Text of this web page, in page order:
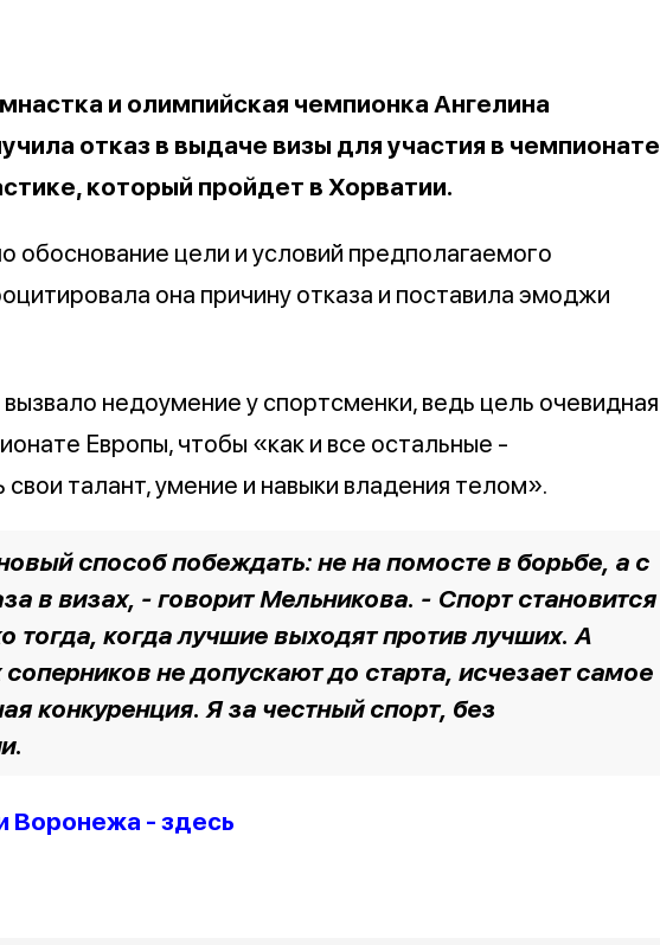
и олимпийская чемпионка Ангелина
отказ в выдаче визы для участия в чемпионате
который пройдет в Хорватии.
обоснование цели и условий предполагаемого
она причину отказа и поставила эмоджи
недоумение у спортсменки, ведь цель очевидная
Европы, чтобы «как и все остальные -
талант, умение и навыки владения телом».
способ побеждать: не на помосте в борьбе, а с
в визах, - говорит Мельникова. - Спорт становится
тогда, когда лучшие выходят против лучших. А
не допускают до старта, исчезает самое
конкуренция. Я за честный спорт, без
Воронежа - здесь